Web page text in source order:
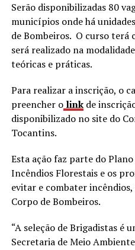
Serão disponibilizadas 80
municípios onde há
de Bombeiros. O curso terá
será realizado na
teóricas e práticas.
Para realizar a inscrição, o
preencher o linkde
disponibilizado no site do
Tocantins.
Esta ação faz parte do
Incêndios Florestais e os
evitar e combater
Corpo de Bombeiros.
“A seleção de Brigadistas é
Secretaria de Meio